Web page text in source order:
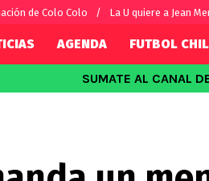
de Colo Colo La U quiere a Jean
Fútbol
AGENDA FUTBOL
SUMATE AL CANAL